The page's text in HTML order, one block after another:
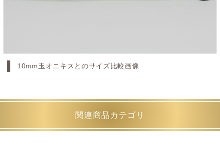
10mm玉オニキスとのサイズ比較画像
関連商品カテゴリ